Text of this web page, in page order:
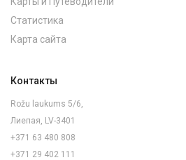
Статистика
Карта сайта
Контакты
Rožu laukums 5/6,
Лиепая, LV-3401
+371 63 480 808
+371 29 402 111